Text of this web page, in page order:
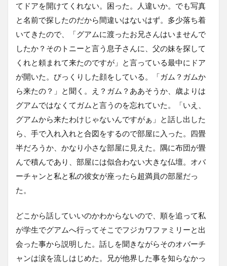
てドアを開けてくれない。困った。人違いか。でも写真
と名前で探したのだから間違いはないはず。多少落ち着
いてきたので、「グアムに渡ったお兄さんはいませんで
したか？そのトニーと言う息子さんに、父の妹を探して
くれと頼まれて来たのですが」と言っている最中にドア
が開いた。びっくりした顔をしている。「ガム？ガムか
ら来たの？」と聞く。え？ガム？ああそうか、歳よりは
グアムではなくてガムと言うのを忘れていた。「いえ、
グアムから来たわけじゃないんですがぁ」と話し出した
ら、手で入れ入れと合図をするので部屋に入った。四畳
半だろうか、かなり小さな部屋に見えた。隅に布団が畳
んで積んであり、部屋には似合わない大きな仏壇。オバ
ーチャンと私と私の彼女が座ったら超満員の部屋だっ
た。
どこから話していいのかわからないので、順を追って私
が学生でグアムへ行ってそこでフジカワファミリーと出
会った事から説明した。話しを聞きながらそのオバーチ
ャンは涙を流しはじめた。兄が他界した事を知らなかっ